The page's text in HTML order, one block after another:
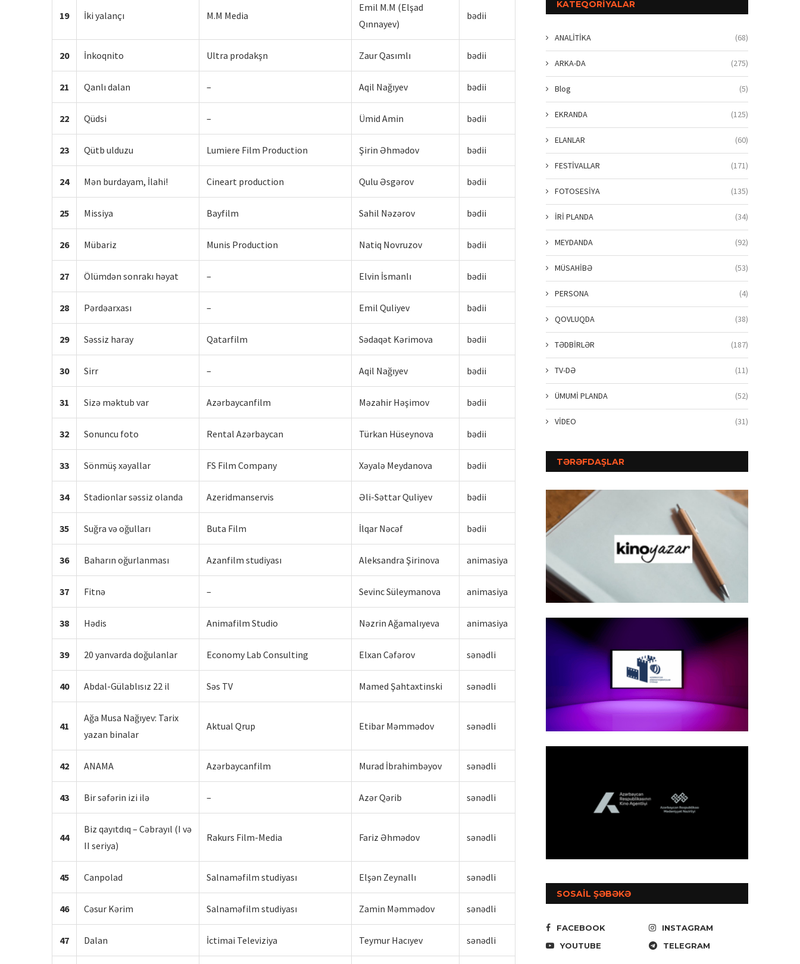
19 İki yalançı M.M Media
Emil M.M (Elşad
Qınnayev)
bədii
20 İnkoqnito Ultra prodakşn Zaur Qasımlı bədii
21 Qanlı dalan – Aqil Nağıyev bədii
22 Qüdsi – Ümid Amin bədii
23 Qütb ulduzu Lumiere Film Production Şirin Əhmədov bədii
24 Mən burdayam, İlahi! Cineart production Qulu Əsgərov bədii
25 Missiya Bayfilm Sahil Nəzərov bədii
26 Mübariz Munis Production Natiq Novruzov bədii
27 Ölümdən sonrakı həyat – Elvin İsmanlı bədii
28 Pərdəarxası – Emil Quliyev bədii
29 Səssiz haray Qatarfilm Sədaqət Kərimova bədii
30 Sirr – Aqil Nağıyev bədii
31 Sizə məktub var Azərbaycanfilm Məzahir Həşimov bədii
32 Sonuncu foto Rental Azərbaycan Türkan Hüseynova bədii
33 Sönmüş xəyallar FS Film Company Xəyalə Meydanova bədii
34 Stadionlar səssiz olanda Azeridmanservis Əli-Səttar Quliyev bədii
35 Suğra və oğulları Buta Film İlqar Nəcəf bədii
36 Baharın oğurlanması Azanfilm studiyası Aleksandra Şirinova animasiya
37 Fitnə – Sevinc Süleymanova animasiya
38 Hədis Animafilm Studio Nəzrin Ağamalıyeva animasiya
39 20 yanvarda doğulanlar Economy Lab Consulting Elxan Cəfərov sənədli
40 Abdal-Gülablısız 22 il Səs TV Mamed Şahtaxtinski sənədli
41
Ağa Musa Nağıyev: Tarix
yazan binalar
Aktual Qrup Etibar Məmmədov sənədli
42 ANAMA Azərbaycanfilm Murad İbrahimbəyov sənədli
43 Bir səfərin izi ilə – Azər Qərib sənədli
44
Biz qayıtdıq – Cəbrayıl (I və
II seriya)
Rakurs Film-Media Fariz Əhmədov sənədli
45 Canpolad Salnaməfilm studiyası Elşən Zeynallı sənədli
46 Cəsur Kərim Salnaməfilm studiyası Zamin Məmmədov sənədli
47 Dalan İctimai Televiziya Teymur Hacıyev sənədli
KATEQORIYALAR
ANALİTİKA (68)
ARKA-DA (275)
Blog (5)
EKRANDA (125)
ELANLAR (60)
FESTİVALLAR (171)
FOTOSESİYA (135)
İRİ PLANDA (34)
MEYDANDA (92)
MÜSAHİBƏ (53)
PERSONA (4)
QOVLUQDA (38)
TƏDBİRLƏR (187)
TV-DƏ (11)
ÜMUMİ PLANDA (52)
VİDEO (31)
TƏRƏFDAŞLAR
SOSAİL ŞƏBƏKƏ
FACEBOOK
INSTAGRAM
YOUTUBE
TELEGRAM